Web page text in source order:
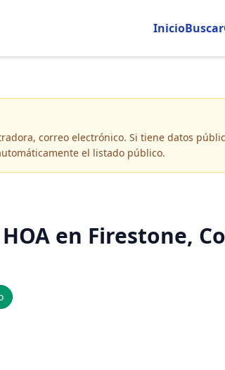
InicioBuscar
correo electrónico. Si tiene datos
el listado público.
HOA en Firestone,